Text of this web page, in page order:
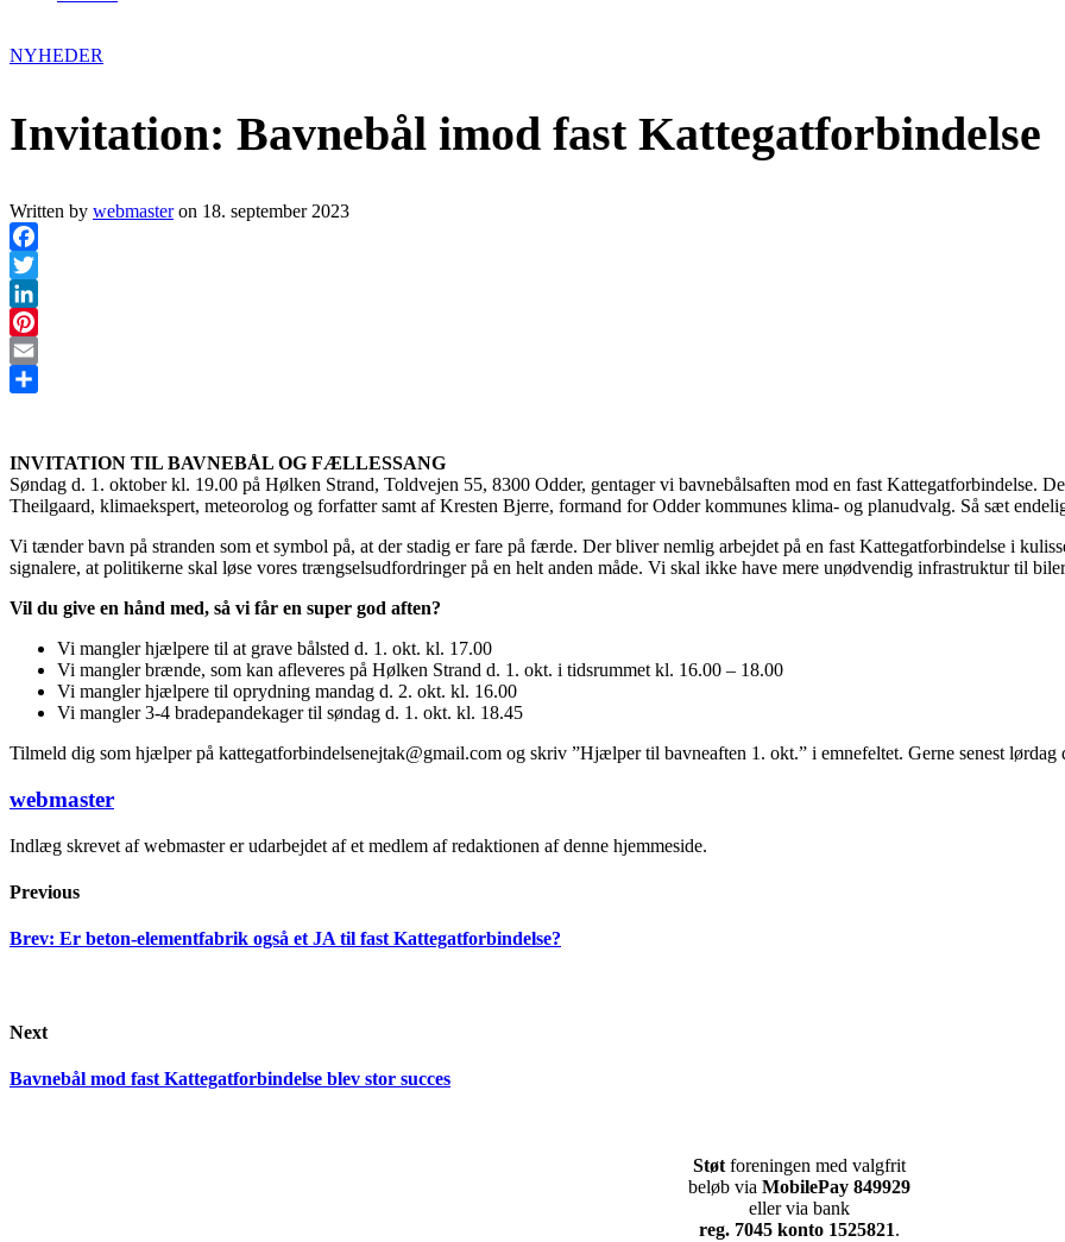
NYHEDER
Invitation: Bavnebål imod fast Kattegatforbindelse
Written by webmaster on 18. september 2023
Facebook
Twitter
LinkedIn
Pinterest
Email
INVITATION TIL BAVNEBÅL OG FÆLLESSANG
Søndag d. 1. oktober kl. 19.00 på Hølken Strand, Toldvejen 55, 8300 Odder, gentager vi bavnebålsaften mod en fast Kattegatforbindelse.
Theilgaard, klimaekspert, meteorolog og forfatter samt af Kresten Bjerre, formand for Odder kommunes klima- og planudvalg. Så sæt
Vi tænder bavn på stranden som et symbol på, at der stadig er fare på færde. Der bliver nemlig arbejdet på en fast Kattegatforbindelse i
signalere, at politikerne skal løse vores trængselsudfordringer på en helt anden måde. Vi skal ikke have mere unødvendig infrastruktur til
Vil du give en hånd med, så vi får en super god aften?
Vi mangler hjælpere til at grave bålsted d. 1. okt. kl. 17.00
Vi mangler brænde, som kan afleveres på Hølken Strand d. 1. okt. i tidsrummet kl. 16.00 – 18.00
Vi mangler hjælpere til oprydning mandag d. 2. okt. kl. 16.00
Vi mangler 3-4 bradepandekager til søndag d. 1. okt. kl. 18.45
Tilmeld dig som hjælper på kattegatforbindelsenejtak@gmail.com og skriv ”Hjælper til bavneaften 1. okt.” i emnefeltet. Gerne senest lørdag
webmaster
Indlæg skrevet af webmaster er udarbejdet af et medlem af redaktionen af denne hjemmeside.
Previous
Brev: Er beton-elementfabrik også et JA til fast Kattegatforbindelse?
Next
Bavnebål mod fast Kattegatforbindelse blev stor succes
Støtforeningen med valgfrit
beløb via MobilePay 849929
eller via bank
reg. 7045 konto 1525821.